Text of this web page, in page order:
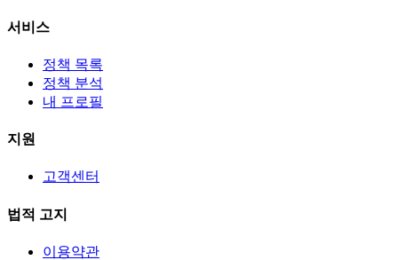
서비스
정책 목록
정책 분석
내 프로필
지원
고객센터
법적 고지
이용약관